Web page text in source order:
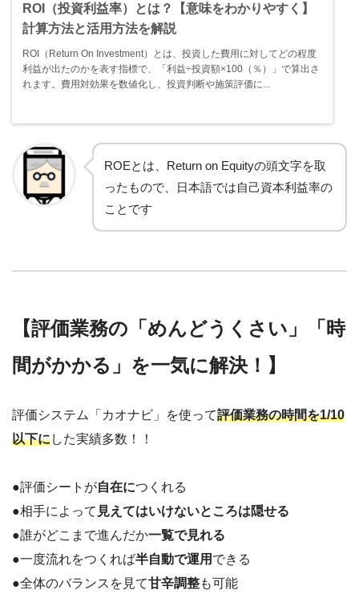
ROI（投資利益率）とは？【意味をわかりやすく】
計算方法と活用方法を解説
ROI（Return On Investment）とは、投資した費用に対してどの程度
利益が出たのかを表す指標で、「利益÷投資額×100（％）」で算出さ
れます。費用対効果を数値化し、投資判断や施策評価に...
ROEとは、Return on Equityの頭文字を取
ったもので、日本語では自己資本利益率の
ことです
【評価業務の「めんどうくさい」「時
間がかかる」を一気に解決！】
評価システム「カオナビ」を使って評価業務の時間を1/10
以下にした実績多数！！
●評価シートが自在につくれる
●相手によって 見えてはいけないところは隠せる
●誰がどこまで進んだか一覧で見れる
●一度流れをつくれば半自動で運用 できる
●全体のバランスを見て甘辛調整も可能